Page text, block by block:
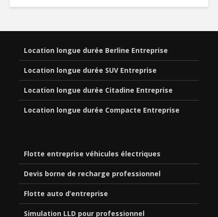
Location longue durée Berline Entreprise
Location longue durée SUV Entreprise
Location longue durée Citadine Entreprise
Location longue durée Compacte Entreprise
Flotte entreprise véhicules électriques
Devis borne de recharge professionnel
Flotte auto d’entreprise
Simulation LLD pour professionnel